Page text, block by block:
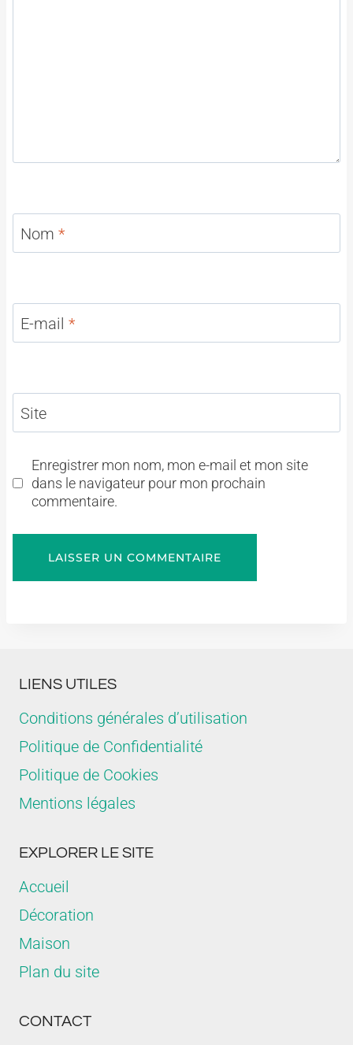
Nom *
E-mail *
Site
Enregistrer mon nom, mon e-mail et mon site
dans le navigateur pour mon prochain
commentaire.
LIENS UTILES
Conditions générales d’utilisation
Politique de Confidentialité
Politique de Cookies
Mentions légales
EXPLORER LE SITE
Accueil
Décoration
Maison
Plan du site
CONTACT